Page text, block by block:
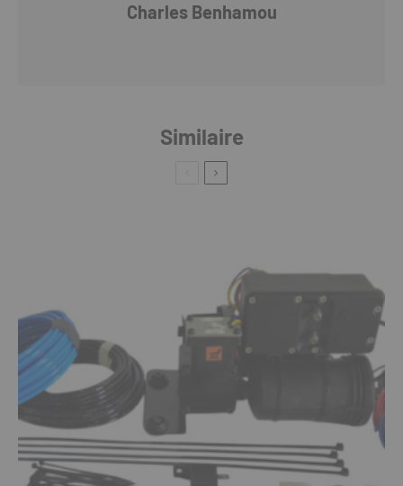
Charles Benhamou
Similaire